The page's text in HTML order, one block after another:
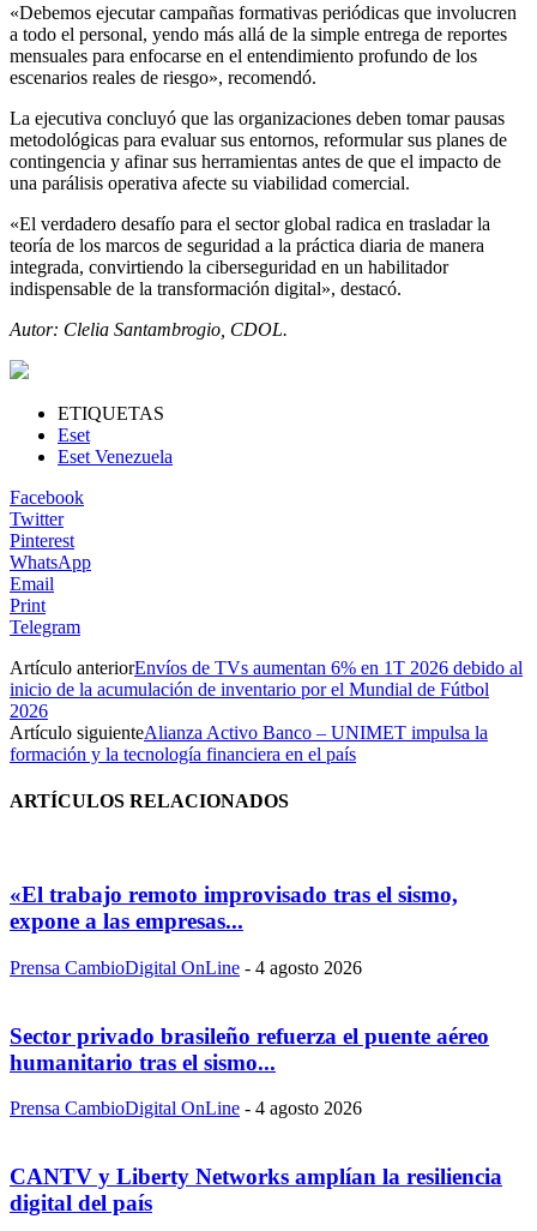
«Debemos ejecutar campañas formativas periódicas que involucren
a todo el personal, yendo más allá de la simple entrega de reportes
mensuales para enfocarse en el entendimiento profundo de los
escenarios reales de riesgo», recomendó.
La ejecutiva concluyó que las organizaciones deben tomar pausas
metodológicas para evaluar sus entornos, reformular sus planes de
contingencia y afinar sus herramientas antes de que el impacto de
una parálisis operativa afecte su viabilidad comercial.
«El verdadero desafío para el sector global radica en trasladar la
teoría de los marcos de seguridad a la práctica diaria de manera
integrada, convirtiendo la ciberseguridad en un habilitador
indispensable de la transformación digital», destacó.
Autor: Clelia Santambrogio, CDOL.
ETIQUETAS
Eset
Eset Venezuela
Facebook
Twitter
Pinterest
WhatsApp
Email
Print
Telegram
Artículo anteriorEnvíos de TVs aumentan 6% en 1T 2026 debido al
inicio de la acumulación de inventario por el Mundial de Fútbol
2026
Artículo siguienteAlianza Activo Banco – UNIMET impulsa la
formación y la tecnología financiera en el país
ARTÍCULOS RELACIONADOS
«El trabajo remoto improvisado tras el sismo,
expone a las empresas...
Prensa CambioDigital OnLine - 4 agosto 2026
Sector privado brasileño refuerza el puente aéreo
humanitario tras el sismo...
Prensa CambioDigital OnLine - 4 agosto 2026
CANTV y Liberty Networks amplían la resiliencia
digital del país